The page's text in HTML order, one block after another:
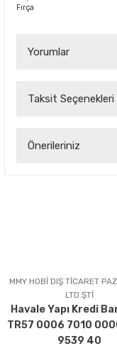
Fırça
Yorumlar
Taksit Seçenekleri
Önerileriniz
Ürün
Ürün bilgilerinde
Ürün fiyatı diğer
Bu ürüne benzer
MMY HOBİ DIŞ TİCARET
LTD.ŞTİ
Havale Yapı Kredi
TR57 0006 7010
9539 40